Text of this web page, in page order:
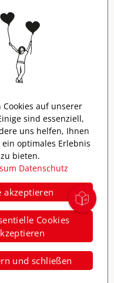
Impressum
Datenschutz
Barrierefreiheit
auf unserer
sind essenziell,
uns helfen, Ihnen
ein optimales Erlebnis
zu bieten.
Datenschutz
akzeptieren
Cookies
und schließen